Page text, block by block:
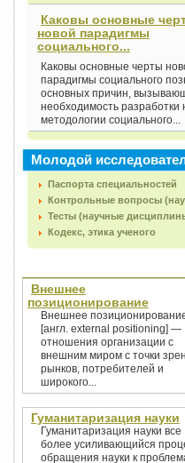
Каковы основные
новой парадигмы
социального...
Каковы основные черты
парадигмы социального
основных причин,
необходимость разработки
методологии социального...
Молодой
Паспорта специальностей
Контрольные вопросы
Тесты (научные
Кодекс, этика ученого
Внешнее
позиционирование
Внешнее
[англ. external positioning] —
отношения организации с
внешним миром с точки
рынков, потребителей и
широкого...
Гуманитаризация науки
Гуманитаризация науки все
более усиливающийся
обращения науки к